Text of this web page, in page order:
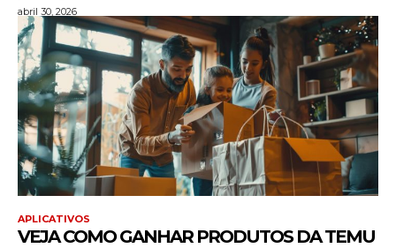
abril 30, 2026
APLICATIVOS
VEJA COMO GANHAR PRODUTOS DA TEMU